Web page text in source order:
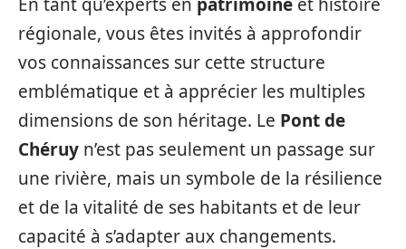
régionale, vous êtes invités à approfondir
vos connaissances sur cette structure
emblématique et à apprécier les multiples
dimensions de son héritage. Le Pont de
Chéruy n’est pas seulement un passage sur
une rivière, mais un symbole de la résilience
et de la vitalité de ses habitants et de leur
capacité à s’adapter aux changements.